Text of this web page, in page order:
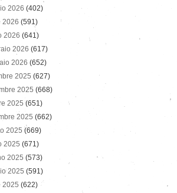
2026 (402)
2026 (591)
2026 (641)
2026 (617)
2026 (652)
2025 (627)
2025 (668)
2025 (651)
2025 (662)
2025 (669)
2025 (671)
2025 (573)
2025 (591)
2025 (622)